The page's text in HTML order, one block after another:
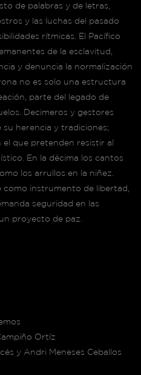
de palabras y de letras,
y las luchas del pasado
rítmicas. El Pacífico
de la esclavitud,
y denuncia la normalización
no es solo una estructura
parte del legado de
Decimeros y gestores
herencia y tradiciones;
que pretenden resistir al
En la décima los cantos
los arrullos en la niñez.
como instrumento de libertad,
seguridad en las
proyecto de paz.
Ortíz
y Andri Meneses Ceballos